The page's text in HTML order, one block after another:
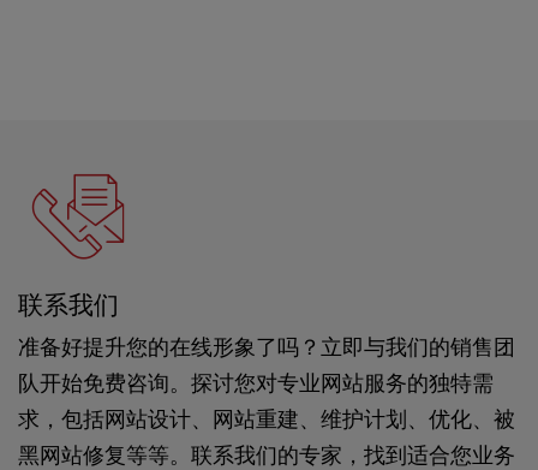
联系我们
准备好提升您的在线形象了吗？立即与我们的销售团
队开始免费咨询。探讨您对专业网站服务的独特需
求，包括网站设计、网站重建、维护计划、优化、被
黑网站修复等等。联系我们的专家，找到适合您业务